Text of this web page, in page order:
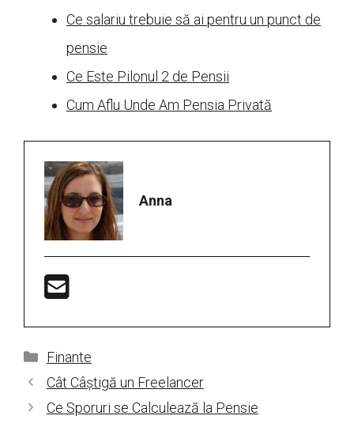
Ce salariu trebuie să ai pentru un punct de
pensie
Ce Este Pilonul 2 de Pensii
Cum Aflu Unde Am Pensia Privată
Anna
Categorii
Finante
Cât Câștigă un Freelancer
Ce Sporuri se Calculează la Pensie